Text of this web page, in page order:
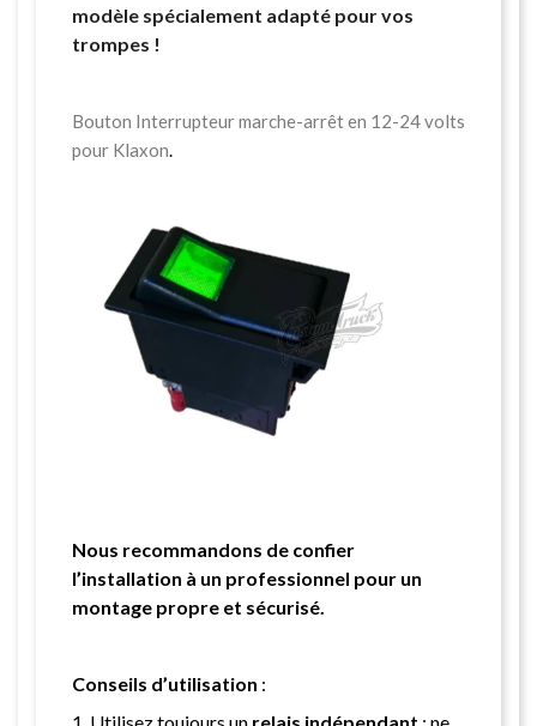
modèle spécialement adapté pour vos
trompes !
Bouton Interrupteur marche-arrêt en 12-24 volts
pour Klaxon.
Nous recommandons de confier
l’installation à un professionnel pour un
montage propre et sécurisé.
Conseils d’utilisation :
1. Utilisez toujours un relais indépendant : ne